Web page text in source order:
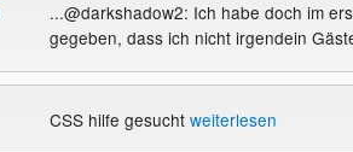
...@darkshadow2: Ich habe doch im
gegeben, dass ich nicht irgendein
CSS hilfe gesucht weiterlesen